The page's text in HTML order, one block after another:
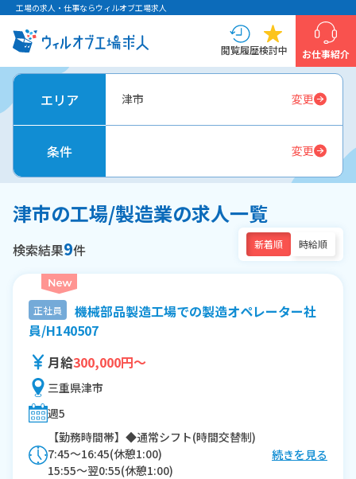
工場の求人・仕事ならウィルオブ工場求人
閲覧履歴検討中 お仕事紹介
エリア 津市 変更
条件 変更
津市の工場/製造業の求人一覧
検索結果9件 新着順 時給順
正社員
機械部品製造工場での製造オペレーター社
員/H140507
月給300,000円～
三重県津市
週5
【勤務時間帯】◆通常シフト(時間交替制)
7:45〜16:45(休憩1:00)
15:55〜翌0:55(休憩1:00)
続きを見る